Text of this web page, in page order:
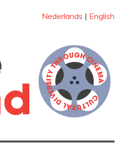
Nederlands | English